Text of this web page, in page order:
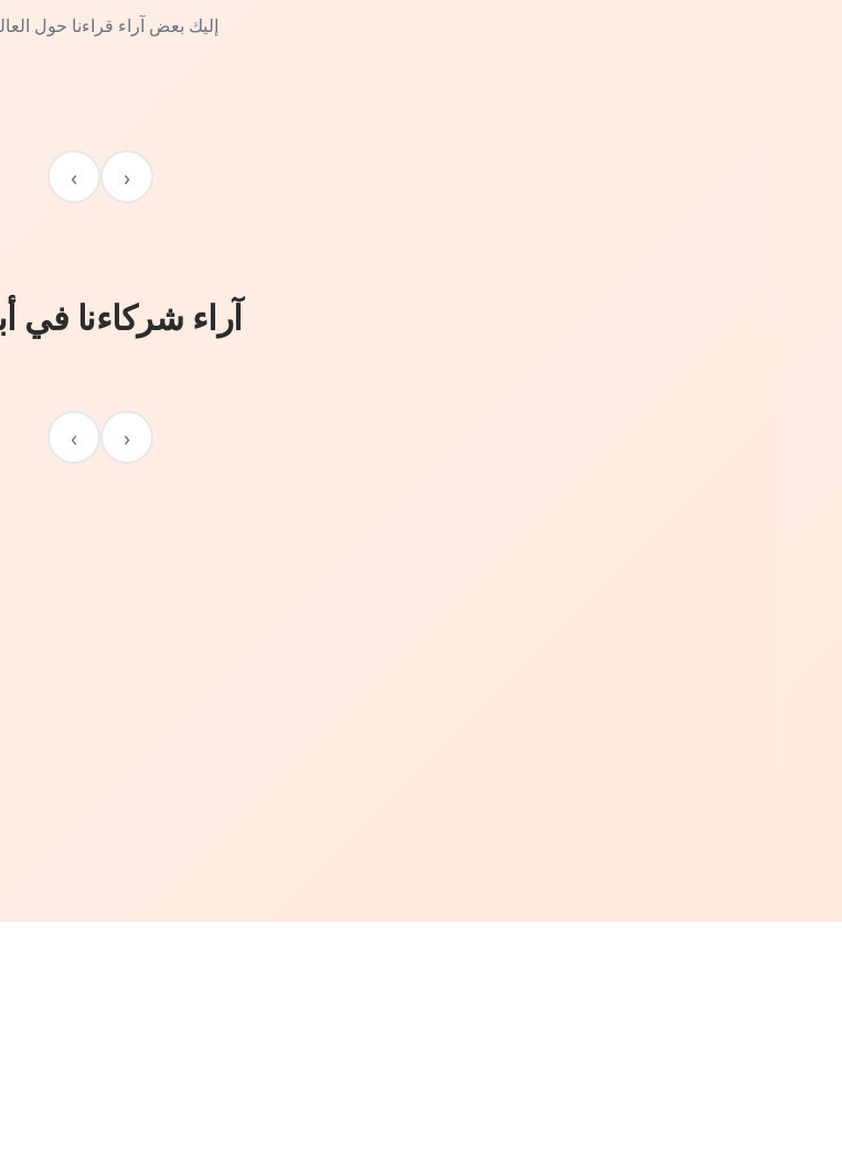
إليك بعض آراء قراءنا حول
‹
›
آراء شركاءنا في
‹
›